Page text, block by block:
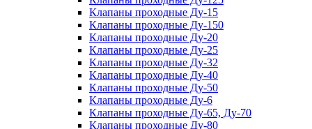
Клапаны проходные Ду-15
Клапаны проходные Ду-150
Клапаны проходные Ду-20
Клапаны проходные Ду-25
Клапаны проходные Ду-32
Клапаны проходные Ду-40
Клапаны проходные Ду-50
Клапаны проходные Ду-6
Клапаны проходные Ду-65, Ду-70
Клапаны проходные Ду-80